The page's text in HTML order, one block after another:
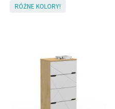
RÓŻNE KOLORY!